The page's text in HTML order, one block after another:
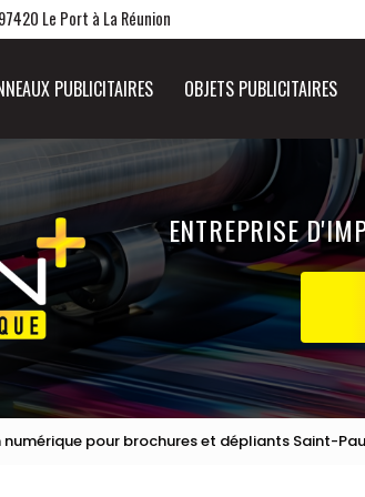
Le Port à La Réunion
PUBLICITAIRES
OBJETS PUBLICITAIRES
ENTREPRISE
numérique pour brochures et dépliants Saint-